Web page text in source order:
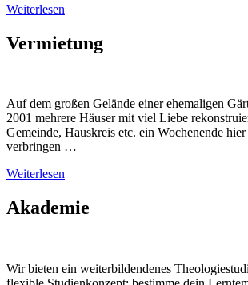
Weiterlesen
Vermietung
Auf dem großen Gelände einer ehemaligen
2001 mehrere Häuser mit viel Liebe
Gemeinde, Hauskreis etc. ein Wochenende
verbringen …
Weiterlesen
Akademie
Wir bieten ein weiterbildendenes